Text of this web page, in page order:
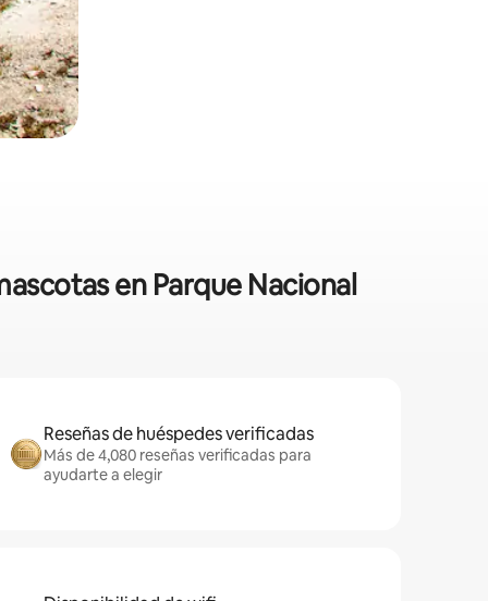
en Parque Nacional
Reseñas de huéspedes verificadas
Más de 4,080 reseñas verificadas para
ayudarte a elegir